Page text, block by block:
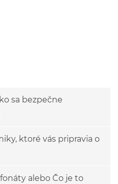
sa bezpečne
ktoré vás pripravia o
alebo Čo je to